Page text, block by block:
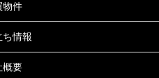
物件
ち情報
概要